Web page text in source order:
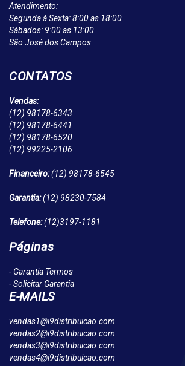
Atendimento:
Segunda à Sexta: 8:00 as 18:00
Sábados: 9:00 as 13:00
São José dos Campos
CONTATOS
Vendas:
(12) 98178-6343
(12) 98178-6441
(12) 98178-6520
(12) 99225-2106
Financeiro:(12) 98178-6545
Garantia:(12) 98230-7584
Telefone:(12)3197-1181
Páginas
- Garantia Termos
- Solicitar Garantia
E-MAILS
vendas1@i9distribuicao.com
vendas2@i9distribuicao.com
vendas3@i9distribuicao.com
vendas4@i9distribuicao.com